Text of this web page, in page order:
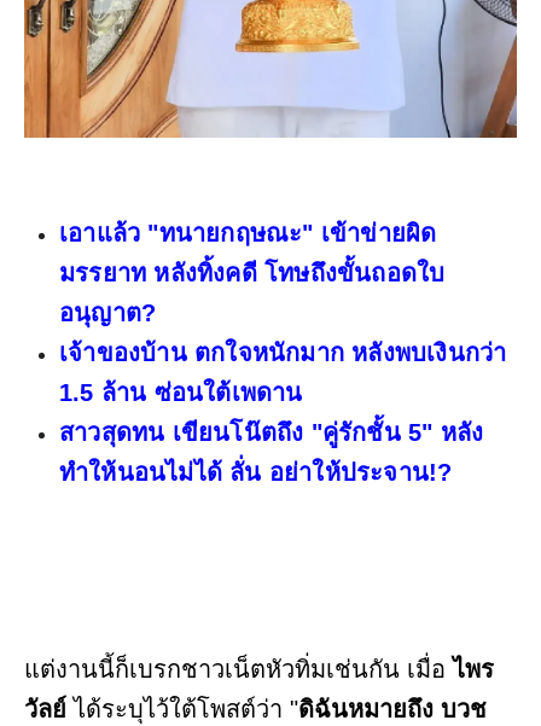
เอาแล้ว "ทนายกฤษณะ" เข้าข่ายผิด
มรรยาท หลังทิ้งคดี โทษถึงขั้นถอดใบ
อนุญาต?
เจ้าของบ้าน ตกใจหนักมาก หลังพบเงินกว่า
1.5 ล้าน ซ่อนใต้เพดาน
สาวสุดทน เขียนโน๊ตถึง "คู่รักชั้น 5" หลัง
ทำให้นอนไม่ได้ ลั่น อย่าให้ประจาน!?
แต่งานนี้ก็เบรกชาวเน็ตหัวทิ่มเช่นกัน เมื่อ ไพร
วัลย์ ได้ระบุไว้ใต้โพสต์ว่า "ดิฉันหมายถึง บวช